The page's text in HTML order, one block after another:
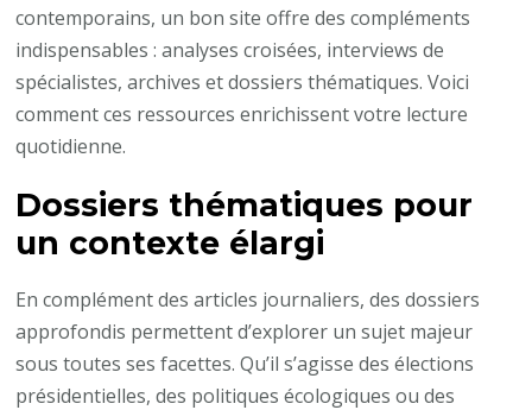
contemporains, un bon site offre des compléments
indispensables : analyses croisées, interviews de
spécialistes, archives et dossiers thématiques. Voici
comment ces ressources enrichissent votre lecture
quotidienne.
Dossiers thématiques pour
un contexte élargi
En complément des articles journaliers, des dossiers
approfondis permettent d’explorer un sujet majeur
sous toutes ses facettes. Qu’il s’agisse des élections
présidentielles, des politiques écologiques ou des